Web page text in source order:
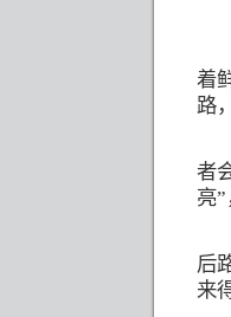
着
路
者
亮
后
来